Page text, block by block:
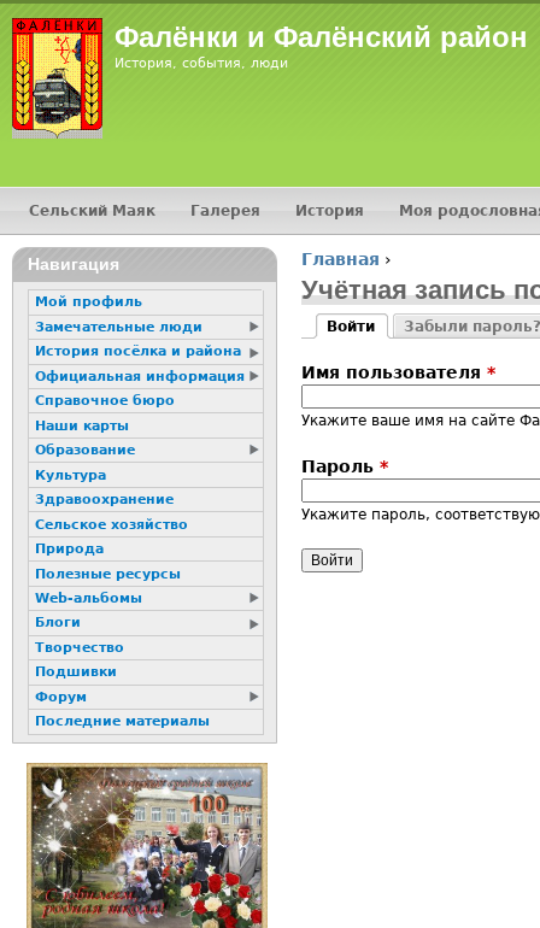
Фалёнки и Фалёнский район
История, события, люди
Вы здесь
Главная ›
Учётная запись
Главные
Войти
Забыли пароль?
Имя пользователя *
Укажите ваше имя на сайте
Пароль *
Укажите пароль,
Главное меню
Сельский Маяк Галерея История Моя
16+
Навигация
Мой профиль
Замечательные люди
История посёлка и района
Официальная информация
Справочное бюро
Наши карты
Образование
Культура
Здравоохранение
Сельское хозяйство
Природа
Полезные ресурсы
Web-альбомы
Блоги
Творчество
Подшивки
Форум
Последние материалы